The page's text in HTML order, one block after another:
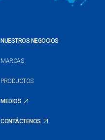
NUESTROS NEGOCIOS
MARCAS
PRODUCTOS
MEDIOS
CONTÁCTENOS